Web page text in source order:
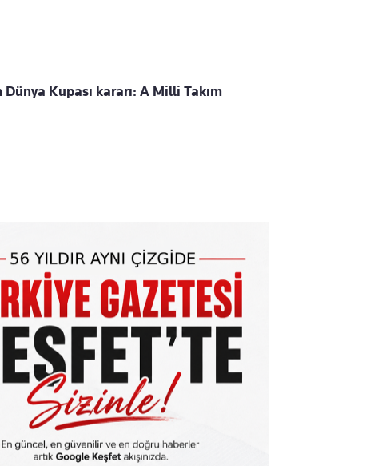
Kupası kararı: A Milli Takım